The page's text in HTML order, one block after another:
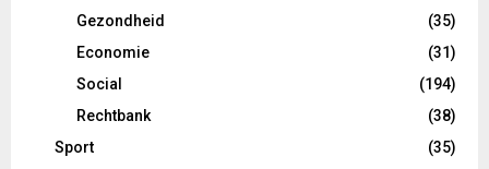
Gezondheid
(35)
Economie
(31)
Social
(194)
Rechtbank
(38)
Sport
(35)